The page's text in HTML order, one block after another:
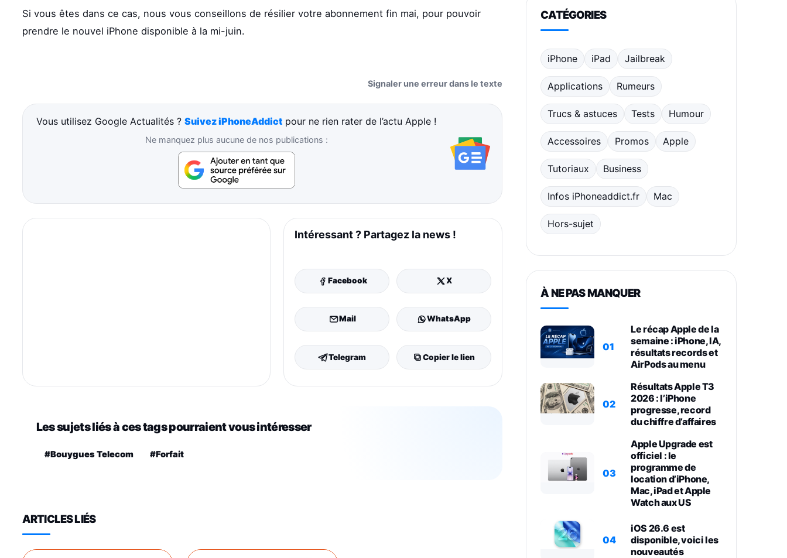
Si vous êtes dans ce cas, nous vous conseillons de résilier votre abonnement fin mai, pour pouvoir
prendre le nouvel iPhone disponible à la mi-juin.
Signaler une erreur dans le texte
Vous utilisez Google Actualités ?Suivez iPhoneAddict pour ne rien rater de l’actu Apple !
Ne manquez plus aucune de nos publications :
Intéressant ? Partagez la news !
Facebook X
Mail WhatsApp
Telegram Copier le lien
Les sujets liés à ces tags pourraient vous intéresser
#Bouygues Telecom #Forfait
ARTICLES LIÉS
CATÉGORIES
iPhone iPad Jailbreak
Applications Rumeurs
Trucs & astuces Tests Humour
Accessoires Promos Apple
Tutoriaux Business
Infos iPhoneaddict.fr Mac
Hors-sujet
À NE PAS MANQUER
01
Le récap Apple de la
semaine : iPhone, IA,
résultats records et
AirPods au menu
02
Résultats Apple T3
2026 : l’iPhone
progresse, record
du chiffre d’affaires
03
Apple Upgrade est
officiel : le
programme de
location d’iPhone,
Mac, iPad et Apple
Watch aux US
04
iOS 26.6 est
disponible, voici les
nouveautés